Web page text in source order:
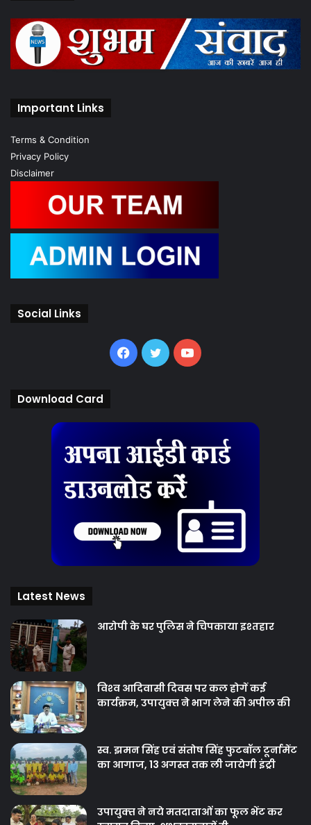
Important Links
Terms & Condition
Privacy Policy
Disclaimer
Social Links
Facebook
TwitterYouTube
Download Card
Latest News
आरोपी के घर पुलिस ने चिपकाया इश्तहार
विश्‍व आदिवासी दिवस पर कल होगें कई
कार्यक्रम, उपायुक्‍त ने भाग लेने की अपील की
स्व. झमन सिंह एवं संतोष सिंह फुटबॉल टूर्नामेंट
का आगाज, 13 अगस्त तक ली जायेगी इंट्री
उपायुक्‍त ने नये मतदाताओंं का फूल भेंट कर